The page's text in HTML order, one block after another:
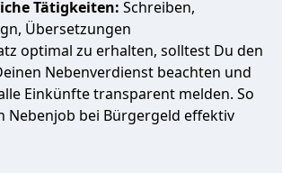
Tätigkeiten: Schreiben,
Übersetzungen
optimal zu erhalten, solltest Du den
Nebenverdienst beachten und
Einkünfte transparent melden. So
Nebenjob bei Bürgergeld effektiv